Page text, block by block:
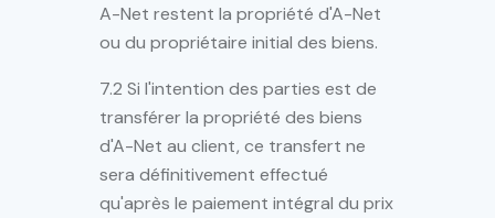
A-Net restent la propriété d'A-Net
ou du propriétaire initial des biens.
7.2 Si l'intention des parties est de
transférer la propriété des biens
d'A-Net au client, ce transfert ne
sera définitivement effectué
qu'après le paiement intégral du prix